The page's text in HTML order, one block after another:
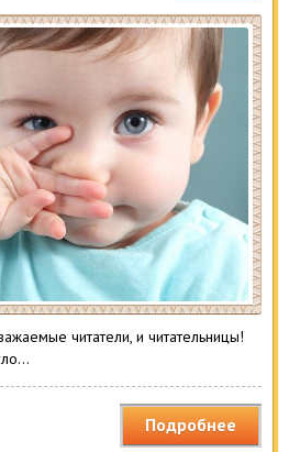
читатели, и читательницы!
Подробнее